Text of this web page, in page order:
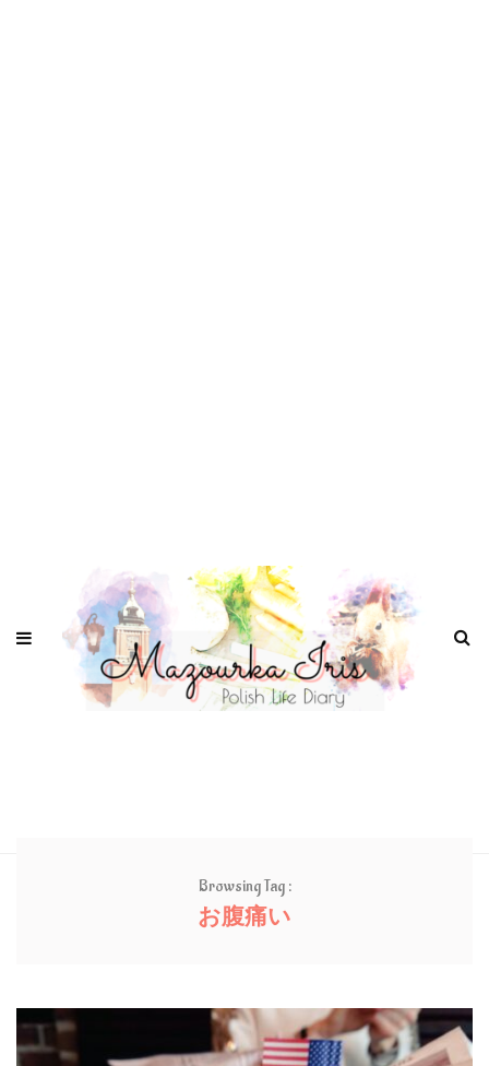
Browsing Tag :
お腹痛い